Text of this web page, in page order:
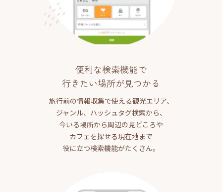
便利な検索機能で
行きたい場所が見つかる
旅行前の情報収集で使える観光エリア、
ジャンル、ハッシュタグ検索から、
今いる場所から周辺の見どころや
カフェを探せる現在地まで
役に立つ検索機能がたくさん。